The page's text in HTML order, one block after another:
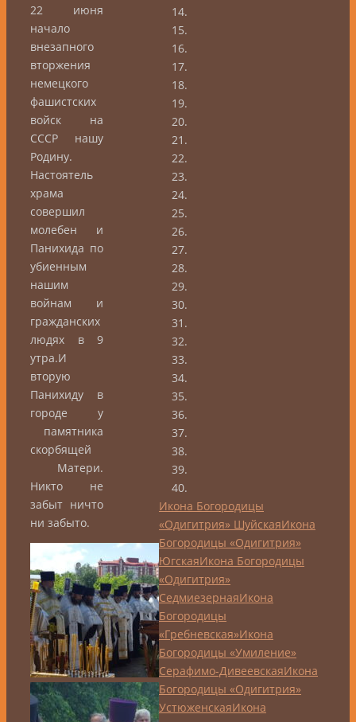
22 июня
начало
внезапного
вторжения
немецкого
фашистских
войск на
СССР нашу
Родину.
Настоятель
храма
совершил
молебен и
Панихида по
убиенным
нашим
войнам и
гражданских
людях в 9
утра.И
вторую
Панихиду в
городе у
памятника
скорбящей
Матери.
Никто не
забыт ничто
ни забыто.
Икона Богородицы
«Одигитрия» ШуйскаяИкона
Богородицы «Одигитрия»
ЮгскаяИкона Богородицы
«Одигитрия»
СедмиезернаяИкона
Богородицы
«Гребневская»Икона
Богородицы «Умиление»
Серафимо-ДивеевскаяИкона
Богородицы «Одигитрия»
УстюженскаяИкона